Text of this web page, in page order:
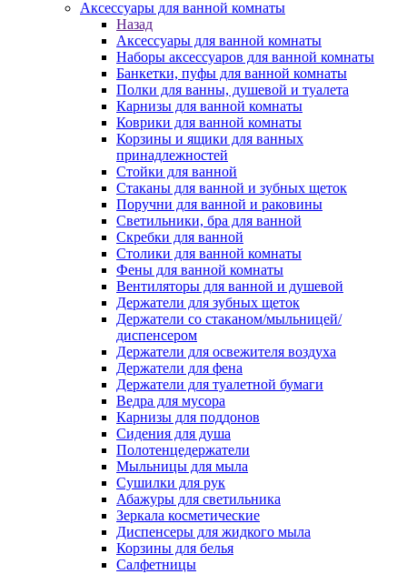
Аксессуары для ванной комнаты
Назад
Аксессуары для ванной комнаты
Наборы аксессуаров для ванной комнаты
Банкетки, пуфы для ванной комнаты
Полки для ванны, душевой и туалета
Карнизы для ванной комнаты
Коврики для ванной комнаты
Корзины и ящики для ванных
принадлежностей
Стойки для ванной
Стаканы для ванной и зубных щеток
Поручни для ванной и раковины
Светильники, бра для ванной
Скребки для ванной
Столики для ванной комнаты
Фены для ванной комнаты
Вентиляторы для ванной и душевой
Держатели для зубных щеток
Держатели со стаканом/мыльницей/
диспенсером
Держатели для освежителя воздуха
Держатели для фена
Держатели для туалетной бумаги
Ведра для мусора
Карнизы для поддонов
Сидения для душа
Полотенцедержатели
Мыльницы для мыла
Сушилки для рук
Абажуры для светильника
Зеркала косметические
Диспенсеры для жидкого мыла
Корзины для белья
Салфетницы